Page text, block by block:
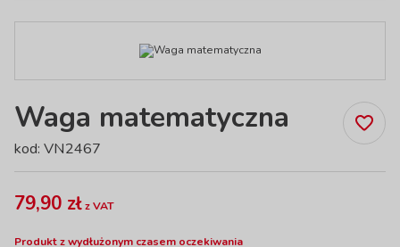
Waga matematyczna
kod: VN2467
79,90 złz VAT
Produkt z wydłużonym czasem oczekiwania